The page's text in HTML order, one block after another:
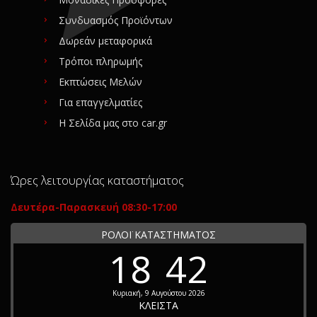
Συνδυασμός Προϊόντων
Δωρεάν μεταφορικά
Τρόποι πληρωμής
Εκπτώσεις Μελών
Για επαγγελματίες
Η Σελίδα μας στο car.gr
Ώρες λειτουργίας καταστήματος
Δευτέρα-Παρασκευή 08:30-17:00
ΡΟΛΟΪ ΚΑΤΑΣΤΗΜΑΤΟΣ
18 42
Κυριακή, 9 Αυγούστου 2026
ΚΛΕΙΣΤΑ